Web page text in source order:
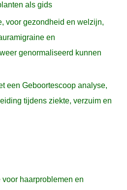
als gids
voor gezondheid en welzijn,
en
genormaliseerd kunnen
een Geboortescoop analyse,
tijdens ziekte, verzuim en
haarproblemen en